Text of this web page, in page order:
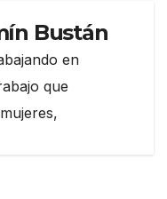
Bustán
en
que